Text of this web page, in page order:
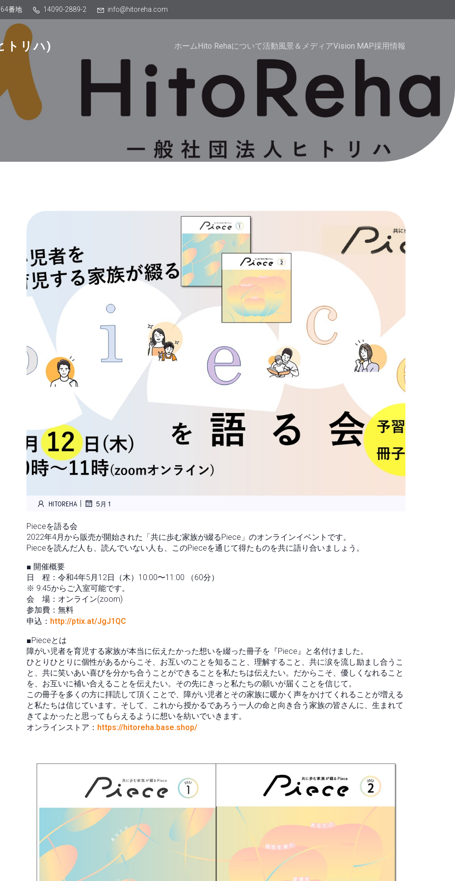
番地 14090-2889-2 info@hitoreha.com
トリハ) ホームHito Rehaについて活動風景＆メディアVision MAP採用情報
HITOREHA 5月 1
Pieceを語る会
2022年4月から販売が開始された「共に歩む家族が綴るPiece」のオンラインイベントです。
Pieceを読んだ人も、読んでいない人も、このPieceを通じて得たものを共に語り合いましょう。
■ 開催概要
日 程：令和4年5月12日（木）10:00〜11:00 （60分）
※ 9:45からご入室可能です。
会 場：オンライン(zoom)
参加費：無料
申込： http://ptix.at/JgJ1QC
■Pieceとは
障がい児者を育児する家族が本当に伝えたかった想いを綴った冊子を『Piece』と名付けました。
ひとりひとりに個性があるからこそ、お互いのことを知ること、理解すること、共に涙を流し励まし合うこ
と、共に笑いあい喜びを分かち合うことができることを私たちは伝えたい。だからこそ、優しくなれること
を、お互いに補い合えることを伝えたい。その先にきっと私たちの願いが届くことを信じて。
この冊子を多くの方に拝読して頂くことで、障がい児者とその家族に暖かく声をかけてくれることが増える
と私たちは信じています。そして、これから授かるであろう一人の命と向き合う家族の皆さんに、生まれて
きてよかったと思ってもらえるように想いを紡いでいきます。
オンラインストア： https://hitoreha.base.shop/